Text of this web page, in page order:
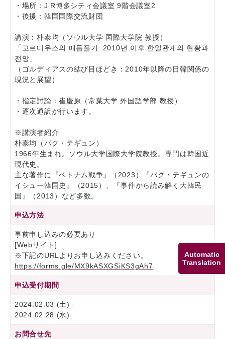
Automatic
Translation
・場所：J R博多シティ会議室 9階会議室2
・後援：韓国国際交流財団
講演：朴泰均（ソウル大学 国際大学院 教授）
「고르디우스의 매듭풀기: 2010년 이후 한일관계의 현황과
전망」
（ゴルディアスの結び目ほどき：2010年以降の日韓関係の
現況と展望）
・指定討論：崔慶原（常葉大学 外国語学部 教授）
・逐次通訳が行います。
※講演者紹介
朴泰均（パク・テギュン）
1966年生まれ。ソウル大学国際大学院教授。専門は韓国近
現代史。
主な著作に『ベトナム戦争』（2023）『パク・テギュンの
イシュー韓国史』（2015）、『事件から読み解く大韓民
国』（2013）など多数。
申込方法
事前申し込みの必要あり
[Webサイト]
※下記のURLよりお申し込みください。
https://forms.gle/MX9kASXGSiKS3gAh7
申込受付期間
2024.02.03 (土) -
2024.02.28 (水)
お問合せ先